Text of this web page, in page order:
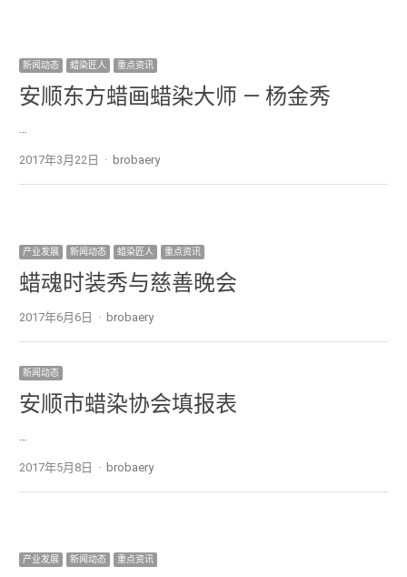
新闻动态 蜡染匠人 重点资讯
安顺东方蜡画蜡染大师 — 杨金秀
…
2017年3月22日 Author
brobaery
产业发展 新闻动态 蜡染匠人 重点资讯
蜡魂时装秀与慈善晚会
2017年6月6日 Author
brobaery
新闻动态
安顺市蜡染协会填报表
…
2017年5月8日 Author
brobaery
产业发展 新闻动态 重点资讯